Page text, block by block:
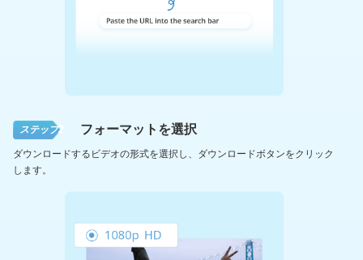
ステップ2 フォーマットを選択
ダウンロードするビデオの形式を選択し、ダウンロードボタンをクリック
します。